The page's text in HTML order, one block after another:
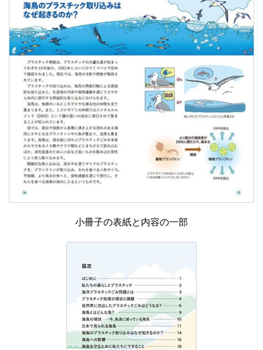
小冊子の表紙と内容の一部